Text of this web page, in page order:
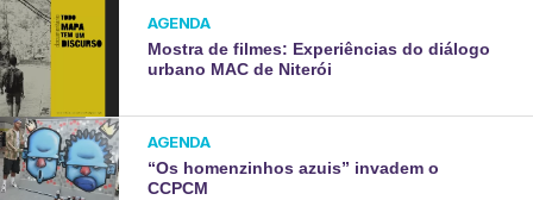
AGENDA
Mostra de filmes: Experiências do diálogo
urbano MAC de Niterói
AGENDA
“Os homenzinhos azuis” invadem o
CCPCM